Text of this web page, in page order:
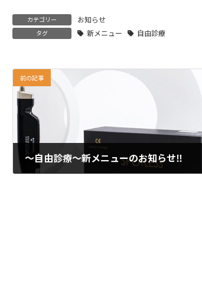
カテゴリー お知らせ
タグ 新メニュー 自由診療
前の記事
〜自由診療〜新メニューのお知らせ‼︎